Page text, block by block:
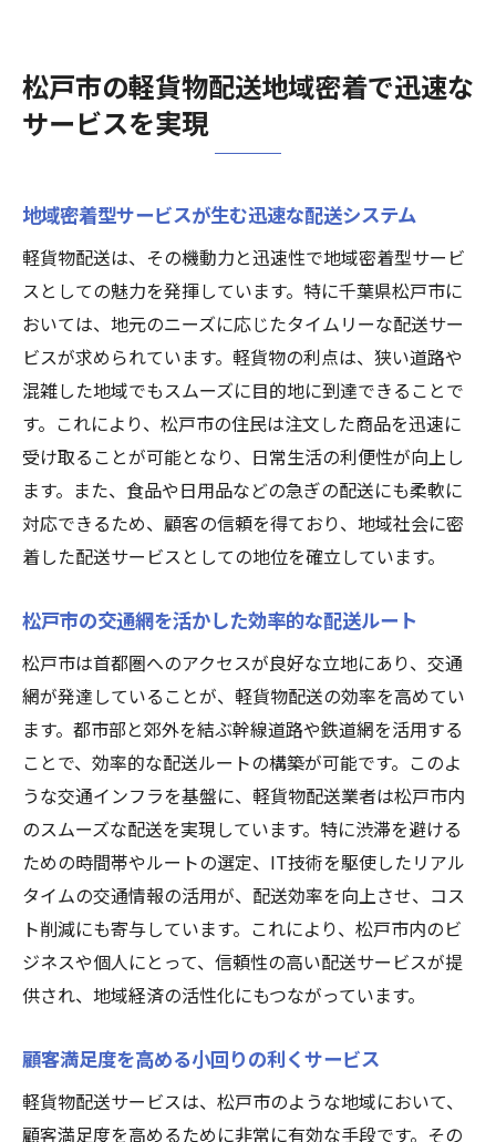
松戸市の軽貨物配送地域密着で迅速な
サービスを実現
地域密着型サービスが生む迅速な配送システム
軽貨物配送は、その機動力と迅速性で地域密着型サービ
スとしての魅力を発揮しています。特に千葉県松戸市に
おいては、地元のニーズに応じたタイムリーな配送サー
ビスが求められています。軽貨物の利点は、狭い道路や
混雑した地域でもスムーズに目的地に到達できることで
す。これにより、松戸市の住民は注文した商品を迅速に
受け取ることが可能となり、日常生活の利便性が向上し
ます。また、食品や日用品などの急ぎの配送にも柔軟に
対応できるため、顧客の信頼を得ており、地域社会に密
着した配送サービスとしての地位を確立しています。
松戸市の交通網を活かした効率的な配送ルート
松戸市は首都圏へのアクセスが良好な立地にあり、交通
網が発達していることが、軽貨物配送の効率を高めてい
ます。都市部と郊外を結ぶ幹線道路や鉄道網を活用する
ことで、効率的な配送ルートの構築が可能です。このよ
うな交通インフラを基盤に、軽貨物配送業者は松戸市内
のスムーズな配送を実現しています。特に渋滞を避ける
ための時間帯やルートの選定、IT技術を駆使したリアル
タイムの交通情報の活用が、配送効率を向上させ、コス
ト削減にも寄与しています。これにより、松戸市内のビ
ジネスや個人にとって、信頼性の高い配送サービスが提
供され、地域経済の活性化にもつながっています。
顧客満足度を高める小回りの利くサービス
軽貨物配送サービスは、松戸市のような地域において、
顧客満足度を高めるために非常に有効な手段です。その